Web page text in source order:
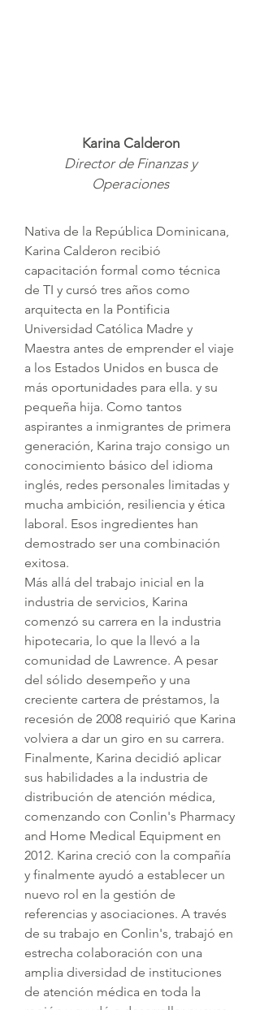
Karina Calderon
Director de Finanzas y
Operaciones
Nativa de la República Dominicana,
Karina Calderon recibió
capacitación formal como técnica
de TI y cursó tres años como
arquitecta en la Pontificia
Universidad Católica Madre y
Maestra antes de emprender el viaje
a los Estados Unidos en busca de
más oportunidades para ella. y su
pequeña hija. Como tantos
aspirantes a inmigrantes de primera
generación, Karina trajo consigo un
conocimiento básico del idioma
inglés, redes personales limitadas y
mucha ambición, resiliencia y ética
laboral. Esos ingredientes han
demostrado ser una combinación
exitosa.
Más allá del trabajo inicial en la
industria de servicios, Karina
comenzó su carrera en la industria
hipotecaria, lo que la llevó a la
comunidad de Lawrence. A pesar
del sólido desempeño y una
creciente cartera de préstamos, la
recesión de 2008 requirió que Karina
volviera a dar un giro en su carrera.
Finalmente, Karina decidió aplicar
sus habilidades a la industria de
distribución de atención médica,
comenzando con Conlin's Pharmacy
and Home Medical Equipment en
2012. Karina creció con la compañía
y finalmente ayudó a establecer un
nuevo rol en la gestión de
referencias y asociaciones. A través
de su trabajo en Conlin's, trabajó en
estrecha colaboración con una
amplia diversidad de instituciones
de atención médica en toda la